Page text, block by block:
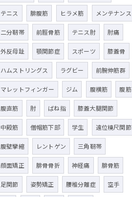
テニス 腓腹筋 ヒラメ筋 メンテナンス
二分靭帯 前脛骨筋 テニス肘 肘痛
外反母趾 顎関節症 スポーツ 膝蓋骨
ハムストリングス ラグビー 前腕伸筋群
マレットフィンガー ジム 腹横筋 腹筋
腹直筋 肘 ばね指 膝蓋大腿関節
中殿筋 僧帽筋下部 学生 遠位橈尺関節
腹壁攣縮 レントゲン 三角靭帯
顔面矯正 腓骨骨折 神経痛 腓骨筋
足関節 姿勢矯正 腰椎分離症 空手